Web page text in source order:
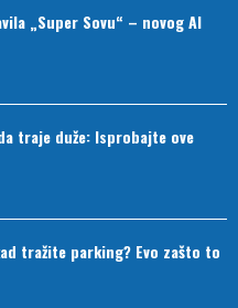
„Super Sovu“ – novog AI
traje duže: Isprobajte ove
tražite parking? Evo zašto to